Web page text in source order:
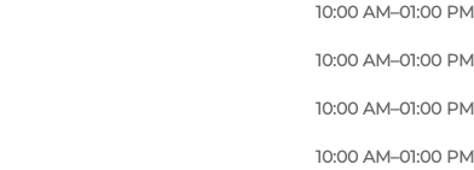
10:00 AM–01:00 PM
10:00 AM–01:00 PM
10:00 AM–01:00 PM
10:00 AM–01:00 PM